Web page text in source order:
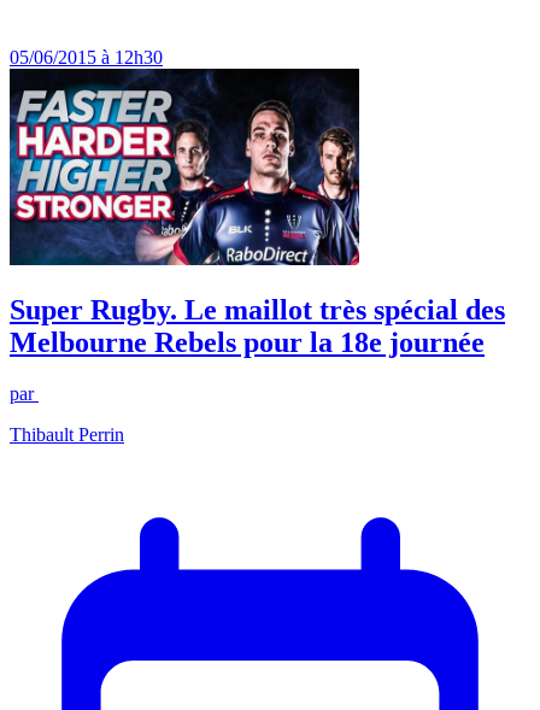
05/06/2015 à 12h30
Super Rugby. Le maillot très spécial des
Melbourne Rebels pour la 18e journée
par
Thibault Perrin